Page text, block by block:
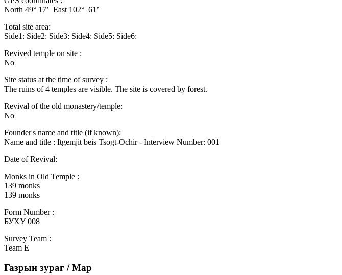
North 49° 17’ East 102° 61’
Total site area:
Side1: Side2: Side3: Side4: Side5: Side6:
Revived temple on site :
No
Site status at the time of survey :
The ruins of 4 temples are visible. The site is covered by forest.
Revival of the old monastery/temple:
No
Founder's name and title (if known):
Name and title : Itgemjit beis Tsogt-Ochir - Interview Number: 001
Date of Revival:
Monks in Old Temple :
139 monks
139 monks
Form Number :
БУХУ 008
Survey Team :
Team E
Газрын зураг / Map